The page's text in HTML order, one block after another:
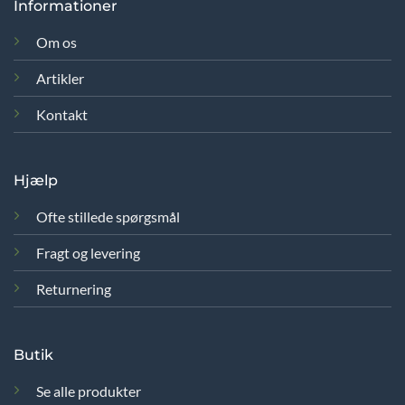
Informationer
Om os
Artikler
Kontakt
Hjælp
Ofte stillede spørgsmål
Fragt og levering
Returnering
Butik
Se alle produkter